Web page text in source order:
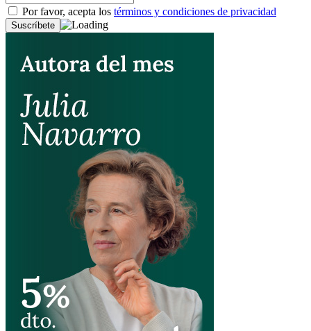
Por favor, acepta los términos y condiciones de privacidad